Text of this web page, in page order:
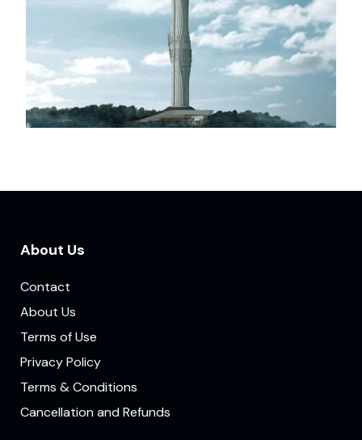
About Us
Contact
About Us
Terms of Use
Privacy Policy
Terms & Conditions
Cancellation and Refunds